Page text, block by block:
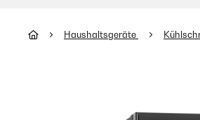
Haushaltsgeräte